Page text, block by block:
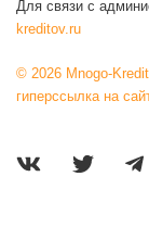
Для связи с
kreditov.ru
© 2026 Mnogo-
гиперссылка на